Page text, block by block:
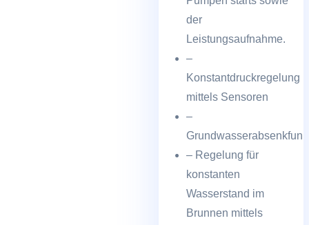
der
Leistungsaufnahme.
–
Konstantdruckregelung
mittels Sensoren
–
– Regelung für
konstanten
Wasserstand im
Brunnen mittels